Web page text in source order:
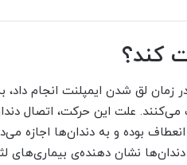
کند؟
زمان لق شدن ایمپلنت انجام داد،
علت این حرکت، اتصال
بوده و به دندان‌ها اجازه
نشان دهنده‌ی بیماری‌های